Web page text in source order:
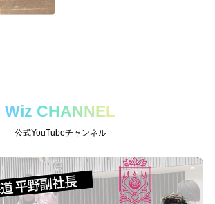
Wiz CHANNEL
公式YouTubeチャンネル